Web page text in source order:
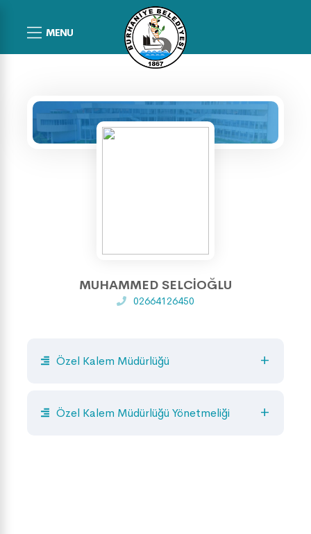
MENU
MUHAMMED SELCİOĞLU
02664126450
Özel Kalem Müdürlüğü
Özel Kalem Müdürlüğü Yönetmeliği